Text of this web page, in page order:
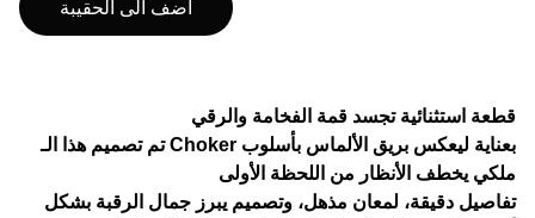
أضف الى الحقيبة
قطعة استثنائية تجسد قمة الفخامة والرقي
تم تصميم هذا الـ Choker بعناية ليعكس بريق الألماس بأسلوب
ملكي يخطف الأنظار من اللحظة الأولى
تفاصيل دقيقة، لمعان مذهل، وتصميم يبرز جمال الرقبة بشكل